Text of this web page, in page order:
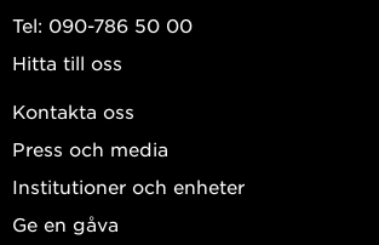
Tel: 090-786 50 00
Hitta till oss
Kontakta oss
Press och media
Institutioner och enheter
Ge en gåva